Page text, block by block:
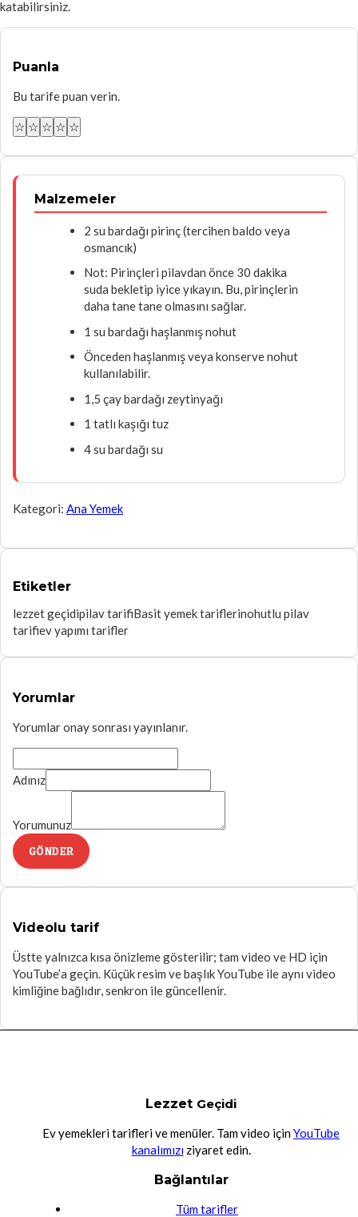
katabilirsiniz.
Puanla
Bu tarife puan verin.
☆ ☆ ☆ ☆ ☆
Malzemeler
2 su bardağı pirinç (tercihen baldo veya
osmancık)
Not: Pirinçleri pilavdan önce 30 dakika
suda bekletip iyice yıkayın. Bu, pirinçlerin
daha tane tane olmasını sağlar.
1 su bardağı haşlanmış nohut
Önceden haşlanmış veya konserve nohut
kullanılabilir.
1,5 çay bardağı zeytinyağı
1 tatlı kaşığı tuz
4 su bardağı su
Kategori: Ana Yemek
Etiketler
lezzet geçidipilav tarifiBasit yemek tariflerinohutlu pilav
tarifiev yapımı tarifler
Yorumlar
Yorumlar onay sonrası yayınlanır.
Adınız
Yorumunuz
GÖNDER
Videolu tarif
Üstte yalnızca kısa önizleme gösterilir; tam video ve HD için
YouTube’a geçin. Küçük resim ve başlık YouTube ile aynı video
kimliğine bağlıdır, senkron ile güncellenir.
Lezzet Geçidi
Ev yemekleri tarifleri ve menüler. Tam video içinYouTube
kanalımızı ziyaret edin.
Bağlantılar
Tüm tarifler